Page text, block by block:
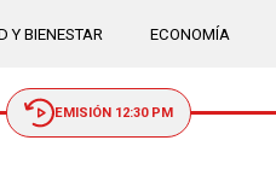
Y BIENESTAR ECONOMÍA
EMISIÓN 12:30 PM